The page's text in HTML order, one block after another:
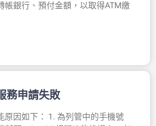
帳銀行、預付金額，以取得ATM繳
務申請失敗
原因如下： 1. 為列管中的手機號